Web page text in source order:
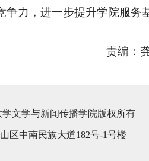
力，进一步提升学院服务
责编：
学文学与新闻传播学院版权所有
区中南民族大道182号-1号楼